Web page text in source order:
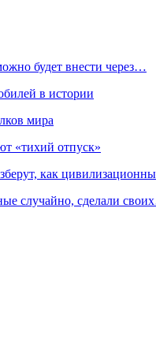
будет внести через…
в истории
мира
«тихий отпуск»
как
случайно, сделали